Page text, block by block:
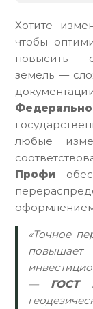
Хотите
чтобы
повысить
земель —
любые
Профи
«Точное
— ГОСТ